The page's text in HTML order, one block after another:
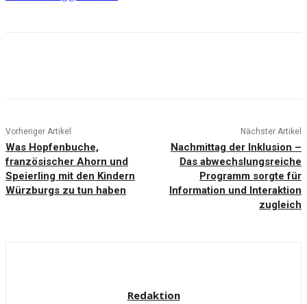
Vorheriger Artikel
Was Hopfenbuche,
französischer Ahorn und
Speierling mit den Kindern
Würzburgs zu tun haben
Nächster Artikel
Nachmittag der Inklusion –
Das abwechslungsreiche
Programm sorgte für
Information und Interaktion
zugleich
Redaktion